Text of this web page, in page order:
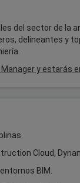
del sector de la
delineantes y
y estarás
Cloud,
BIM.